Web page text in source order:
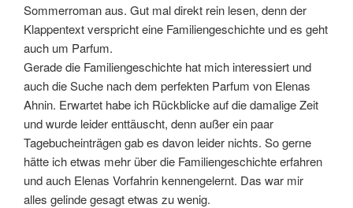
Sommerroman aus. Gut mal direkt rein lesen, denn der
Klappentext verspricht eine Familiengeschichte und es geht
auch um Parfum.
Gerade die Familiengeschichte hat mich interessiert und
auch die Suche nach dem perfekten Parfum von Elenas
Ahnin. Erwartet habe ich Rückblicke auf die damalige Zeit
und wurde leider enttäuscht, denn außer ein paar
Tagebucheinträgen gab es davon leider nichts. So gerne
hätte ich etwas mehr über die Familiengeschichte erfahren
und auch Elenas Vorfahrin kennengelernt. Das war mir
alles gelinde gesagt etwas zu wenig.